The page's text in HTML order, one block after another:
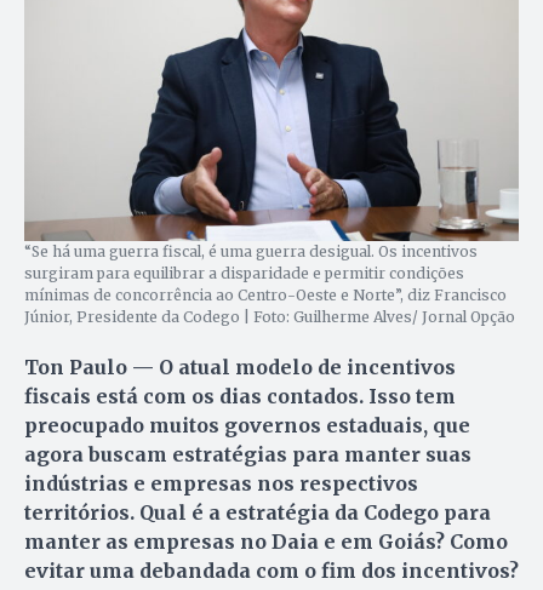
“Se há uma guerra fiscal, é uma guerra desigual. Os incentivos
surgiram para equilibrar a disparidade e permitir condições
mínimas de concorrência ao Centro-Oeste e Norte”, diz Francisco
Júnior, Presidente da Codego | Foto: Guilherme Alves/ Jornal Opção
Ton Paulo — O atual modelo de incentivos
fiscais está com os dias contados. Isso tem
preocupado muitos governos estaduais, que
agora buscam estratégias para manter suas
indústrias e empresas nos respectivos
territórios. Qual é a estratégia da Codego para
manter as empresas no Daia e em Goiás? Como
evitar uma debandada com o fim dos incentivos?